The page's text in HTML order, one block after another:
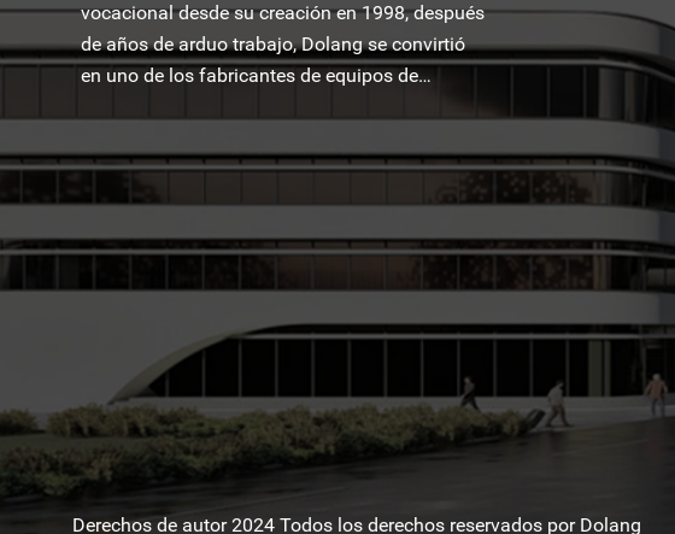
vocacional desde su creación en 1998, después
de años de arduo trabajo, Dolang se convirtió
en uno de los fabricantes de equipos de
formación educativa más famosos del mundo.
Derechos de autor 2024 Todos los derechos reservados por Dolang